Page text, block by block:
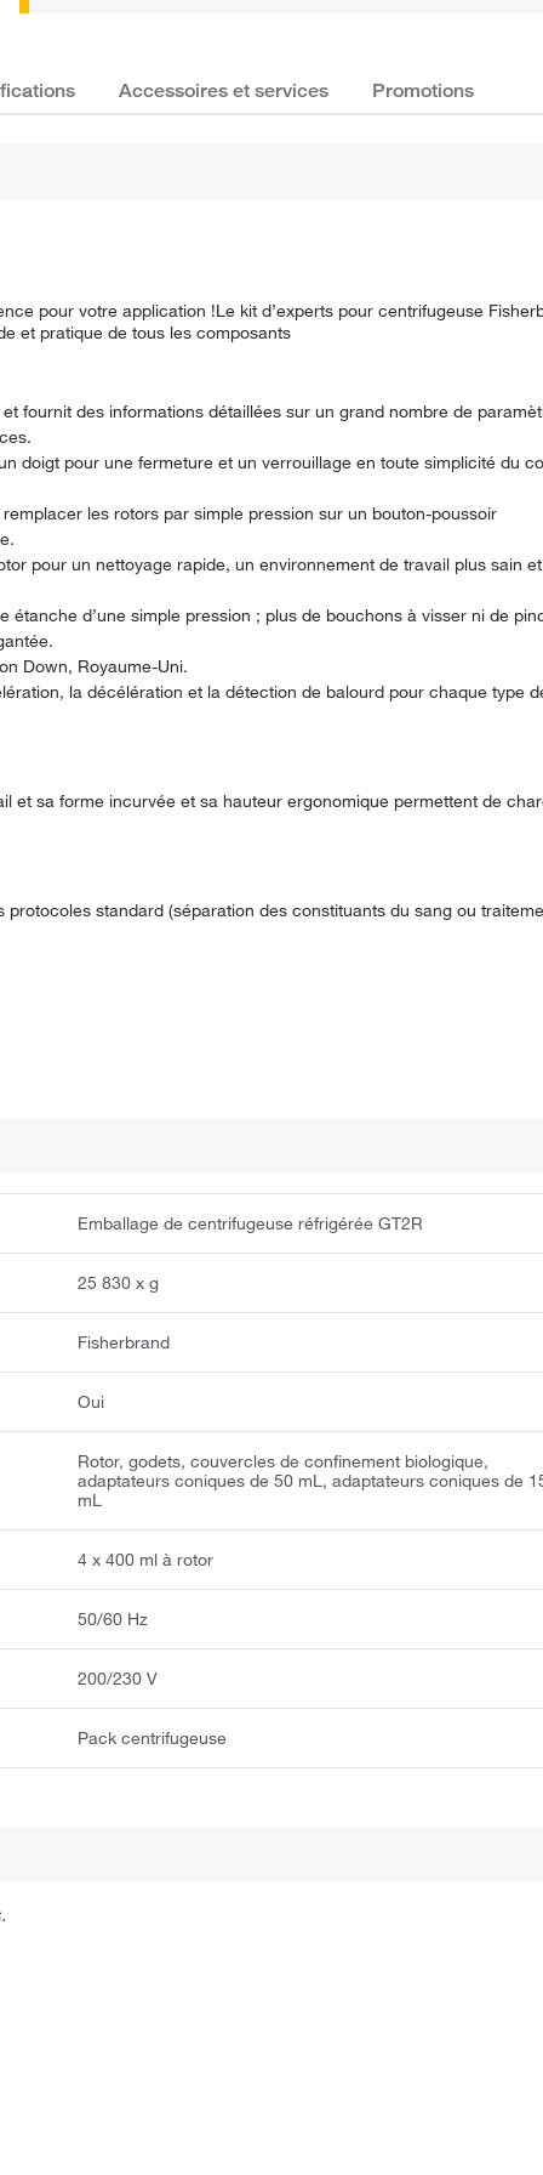
Accessoires et services Promotions
pour votre application !Le kit d’experts pour centrifugeuse
et pratique de tous les composants
fournit des informations détaillées sur un grand nombre de
doigt pour une fermeture et un verrouillage en toute simplicité du
les rotors par simple pression sur un bouton-poussoir
pour un nettoyage rapide, un environnement de travail plus sain
d’une simple pression ; plus de bouchons à visser ni de
Down, Royaume-Uni.
la décélération et la détection de balourd pour chaque type
et sa forme incurvée et sa hauteur ergonomique permettent de
standard (séparation des constituants du sang ou
Emballage de centrifugeuse réfrigérée GT2R
25 830 x g
Fisherbrand
Oui
Rotor, godets, couvercles de confinement biologique,
adaptateurs coniques de 50 mL, adaptateurs coniques de
mL
4 x 400 ml à rotor
50/60 Hz
200/230 V
Pack centrifugeuse